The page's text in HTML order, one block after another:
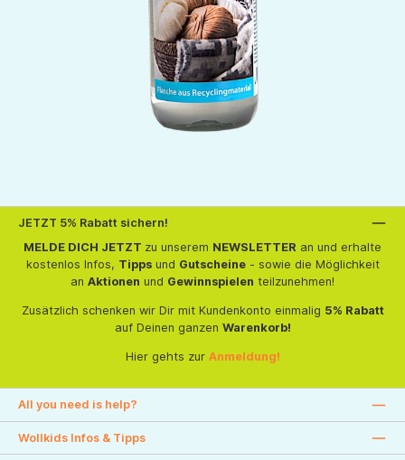
JETZT 5% Rabatt sichern!
MELDE DICH JETZT zu unserem NEWSLETTER an und erhalte
kostenlos Infos, Tippsund Gutscheine- sowie die Möglichkeit
an Aktionen und Gewinnspielen teilzunehmen!
Zusätzlich schenken wir Dir mit Kundenkonto einmalig 5% Rabatt
auf Deinen ganzen Warenkorb!
Hier gehts zur Anmeldung!
All you need is help?
Wollkids Infos & Tipps